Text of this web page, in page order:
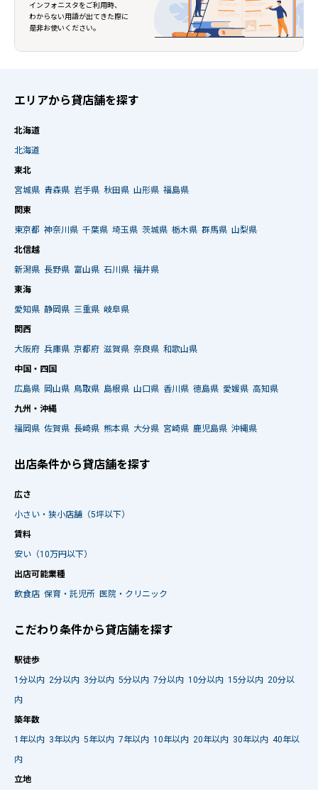
インフォニスタをご利用時、
わからない用語が出てきた際に
是非お使いください。
エリアから貸店舗を探す
北海道
北海道
東北
宮城県 青森県 岩手県 秋田県 山形県 福島県
関東
東京都 神奈川県 千葉県 埼玉県 茨城県 栃木県 群馬県 山梨県
北信越
新潟県 長野県 富山県 石川県 福井県
東海
愛知県 静岡県 三重県 岐阜県
関西
大阪府 兵庫県 京都府 滋賀県 奈良県 和歌山県
中国・四国
広島県 岡山県 鳥取県 島根県 山口県 香川県 徳島県 愛媛県 高知県
九州・沖縄
福岡県 佐賀県 長崎県 熊本県 大分県 宮崎県 鹿児島県 沖縄県
出店条件から貸店舗を探す
広さ
小さい・狭小店舗（5坪以下）
賃料
安い（10万円以下）
出店可能業種
飲食店 保育・託児所 医院・クリニック
こだわり条件から貸店舗を探す
駅徒歩
1分以内 2分以内 3分以内 5分以内 7分以内 10分以内 15分以内 20分以
内
築年数
1年以内 3年以内 5年以内 7年以内 10年以内 20年以内 30年以内 40年以
内
立地